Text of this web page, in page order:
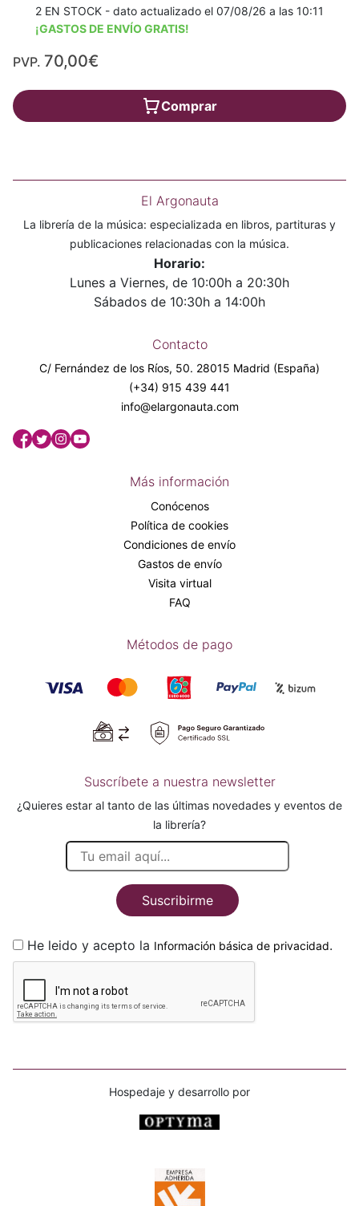
2 EN STOCK - dato actualizado el 07/08/26 a las 10:11
¡GASTOS DE ENVÍO GRATIS!
PVP. 70,00€
Comprar
El Argonauta
La librería de la música: especializada en libros, partituras y
publicaciones relacionadas con la música.
Horario:
Lunes a Viernes, de 10:00h a 20:30h
Sábados de 10:30h a 14:00h
Contacto
C/ Fernández de los Ríos, 50. 28015 Madrid (España)
(+34) 915 439 441
info@elargonauta.com
Más información
Conócenos
Política de cookies
Condiciones de envío
Gastos de envío
Visita virtual
FAQ
Métodos de pago
Suscríbete a nuestra newsletter
¿Quieres estar al tanto de las últimas novedades y eventos de
la librería?
Suscribirme
He leido y acepto la Información básica de privacidad.
Hospedaje y desarrollo por